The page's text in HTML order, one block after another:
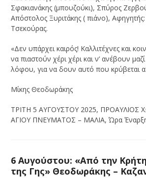
Σφακιανάκης (μπουζούκι), Σπύρος
Απόστολος Ξυριτάκης ( πιάνο),
Τσεκούρας.
«Δεν υπάρχει καιρός! Καλλιτέχνες και
να πιαστούν χέρι χέρι και ν’ ανέβουν
λόφου, για να δουν αυτό που κρύβεται
Μίκης Θεοδωράκης
ΤΡΙΤΗ 5 ΑΥΓΟΥΣΤΟΥ 2025, ΠΡΟΑΥΛΙΟΣ
ΑΓΙΟΥ ΠΝΕΥΜΑΤΟΣ – ΜΑΛΙΑ, Ώρα
6 Αυγούστου: «Από την
της Γης» Θεοδωράκης –